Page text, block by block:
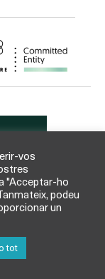
vos
"Acceptar-ho
podeu
un
tot